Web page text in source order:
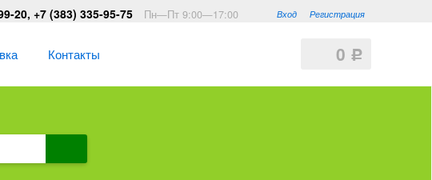
Вход Регистрация
20, +7 (383) 335-95-75 Пн—Пт 9:00—17:00
0 Р
Контакты